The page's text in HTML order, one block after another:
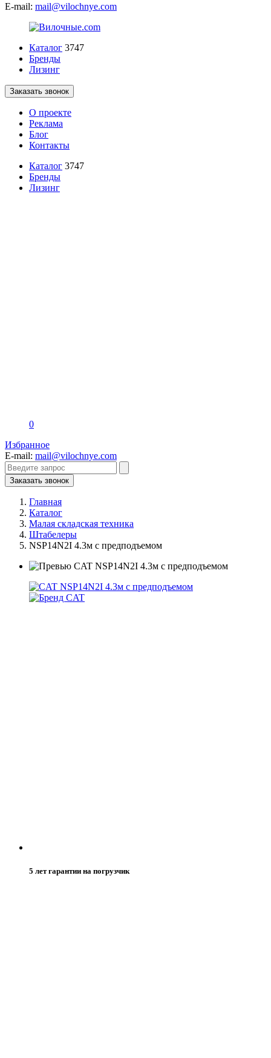
E-mail: mail@vilochnye.com
Каталог 3747
Бренды
Лизинг
Заказать звонок
О проекте
Реклама
Блог
Контакты
Каталог 3747
Бренды
Лизинг
0
Избранное
E-mail: mail@vilochnye.com
Заказать звонок
Главная
Каталог
Малая складская техника
Штабелеры
NSP14N2I 4.3м с предподъемом
5 лет гарантии на погрузчик